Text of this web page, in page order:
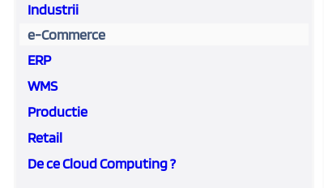
Industrii
e-Commerce
ERP
WMS
Productie
Retail
De ce Cloud Computing ?